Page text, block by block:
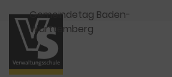
Navigation
Gemeindetag Baden-
Württemberg